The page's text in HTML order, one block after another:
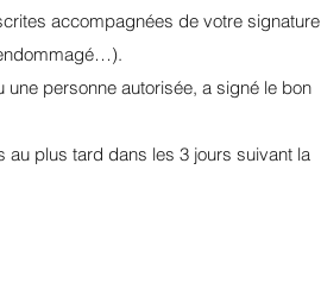
accompagnées de votre signature
personne autorisée, a signé le bon
plus tard dans les 3 jours suivant la